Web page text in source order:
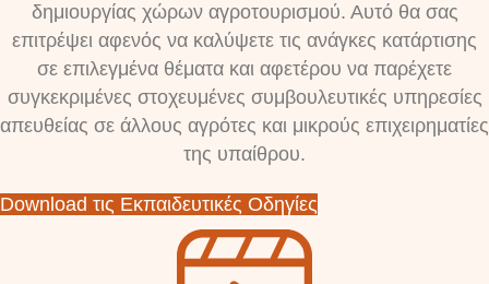
δημιουργίας χώρων αγροτουρισμού. Αυτό θα σας
επιτρέψει αφενός να καλύψετε τις ανάγκες κατάρτισης
σε επιλεγμένα θέματα και αφετέρου να παρέχετε
συγκεκριμένες στοχευμένες συμβουλευτικές υπηρεσίες
απευθείας σε άλλους αγρότες και μικρούς επιχειρηματίες
της υπαίθρου.
Download τις Εκπαιδευτικές Οδηγίες